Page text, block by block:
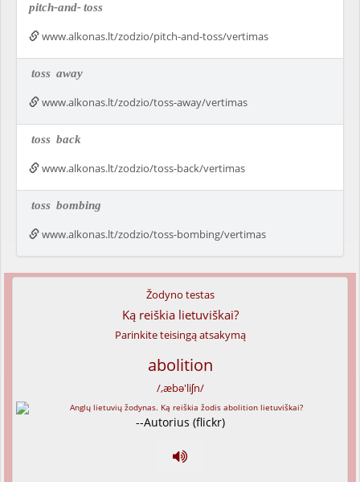
pitch-and-toss
www.alkonas.lt/zodzio/pitch-and-toss/vertimas
toss away
www.alkonas.lt/zodzio/toss-away/vertimas
toss back
www.alkonas.lt/zodzio/toss-back/vertimas
toss bombing
www.alkonas.lt/zodzio/toss-bombing/vertimas
Žodyno testas
Ką reiškia lietuviškai?
Parinkite teisingą atsakymą
abolition
/,æbə'liʃn/
--Autorius (flickr)